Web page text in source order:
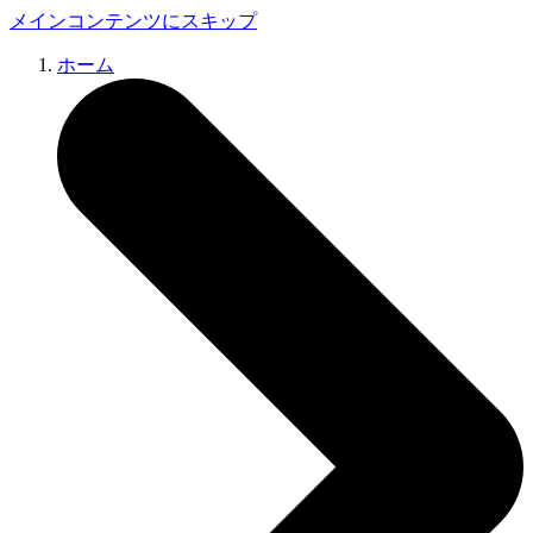
メインコンテンツにスキップ
ホーム